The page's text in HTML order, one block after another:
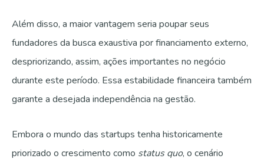
Além disso, a maior vantagem seria poupar seus
fundadores da busca exaustiva por financiamento externo,
despriorizando, assim, ações importantes no negócio
durante este período. Essa estabilidade financeira também
garante a desejada independência na gestão.
Embora o mundo das startups tenha historicamente
priorizado o crescimento como status quo, o cenário